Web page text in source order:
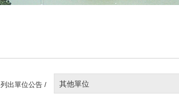
列出單位公告 / 其他單位